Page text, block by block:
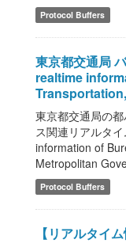
Protocol Buffers
東京都交通局
realtime
東京都交通局の
ス関連リアルタ
information of
Metropolitan
Protocol Buffers
【リアルタイ